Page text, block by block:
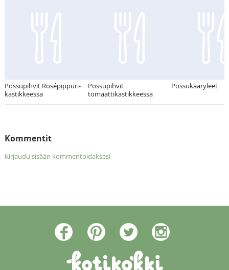
Possupihvit Rosépippuri-
kastikkeessa
Possupihvit
tomaattikastikkeessa
Possukääryleet
Kommentit
Kirjaudu sisään kommentoidaksesi